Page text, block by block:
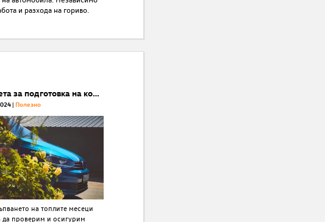
и разхода на гориво.
7 съвета за подготовка на колата за пролетно-летния сезон
Полезнo
на топлите месеци
да проверим и oсигурим